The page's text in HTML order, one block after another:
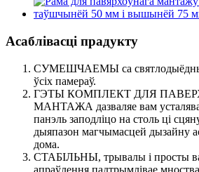
Асаблівасці прадукту
СУМЕШЧАЕМЫ са
ўсіх памераў.
ГЭТЫ КОМПЛЕКТ ДЛЯ
МАНТАЖА дазваляе вам
панэль заподліцо на столь ці
дыяпазон магчымасцей дызайну
дома.
СТАБІЛЬНЫ, трывалы і просты
апраўлення падтрымлівае